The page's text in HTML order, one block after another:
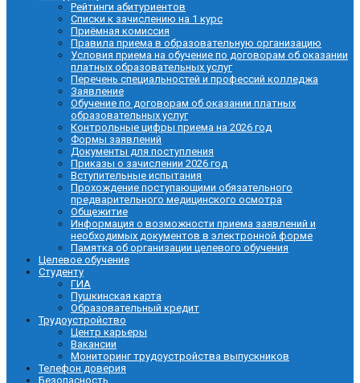
Рейтинги абитуриентов
Списки к зачислению на 1 курс
Приёмная комиссия
Правила приема в образовательную организацию
Условия приема на обучение по договорам об оказании
платных образовательных услуг
Перечень специальностей и профессий колледжа
Заявление
Обучение по договорам об оказании платных
образовательных услуг
Контрольные цифры приема на 2026 год
Формы заявлений
Документы для поступления
Приказы о зачислении 2026 год
Вступительные испытания
Прохождение поступающими обязательного
предварительного медицинского осмотра
Общежитие
Информация о возможности приема заявлений и
необходимых документов в электронной форме
Памятка об организации целевого обучения
Целевое обучение
Студенту
ГИА
Пушкинская карта
Образовательный кредит
Трудоустройство
Центр карьеры
Вакансии
Мониторинг трудоустройства выпускников
Телефон доверия
Безопасность